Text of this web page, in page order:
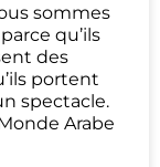
sommes
qu’ils
des
portent
spectacle.
Arabe